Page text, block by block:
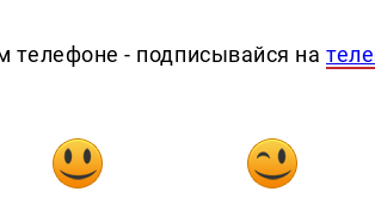
телефоне - подписывайся на